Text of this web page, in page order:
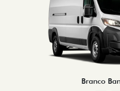
Branco